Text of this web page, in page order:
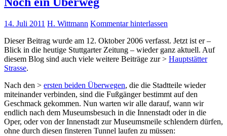
14. Juli 2011 H. Wittmann Kommentar hinterlassen
Dieser Beitrag wurde am 12. Oktober 2006 verfasst. Jetzt ist er –
Blick in die heutige Stuttgarter Zeitung – wieder ganz aktuell. Auf
diesem Blog sind auch viele weitere Beiträge zur > Hauptstätter
Strasse.
Nach den > ersten beiden Überwegen, die die Stadtteile wieder
miteinander verbinden, sind die Fußgänger bestimmt auf den
Geschmack gekommen. Nun warten wir alle darauf, wann wir
endlich nach dem Museumsbesuch in die Innenstadt oder in die
Oper, oder von der Innenstadt zur Museumsmeile schlendern dürfen,
ohne durch diesen finsteren Tunnel laufen zu müssen: